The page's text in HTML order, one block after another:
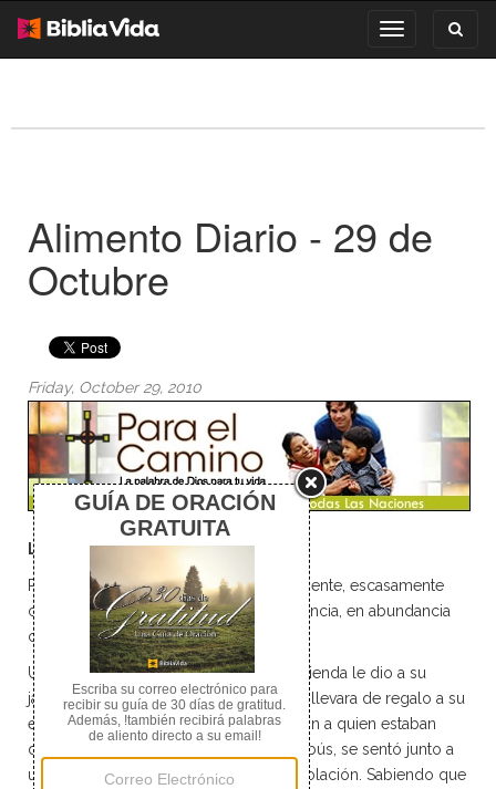
Toggle
navigation
Alimento Diario - 29 de
Octubre
Friday, October 29, 2010
La fragancia de Dios
Recuerden est El que siembra escasamente, escasamente
cosechará, y el que siembra en abundancia, en abundancia
cosechará. 2 Corintios 9:6
Una vez, el propietario de una gran hacienda le dio a su
jardinero algunas rosas para que se las llevara de regalo a su
esposa. Pero las flores nunca le llegaron a quien estaban
destinadas, pues cuando iba en el autobús, se sentó junto a
una viuda, quien le contó sobre su desolación. Sabiendo que